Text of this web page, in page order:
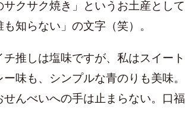
クサク焼き」というお土産として
知らない」の文字（笑）。
推しは塩味ですが、私はスイート
味も、シンプルな青のりも美味。
んべいへの手は止まらない。口福